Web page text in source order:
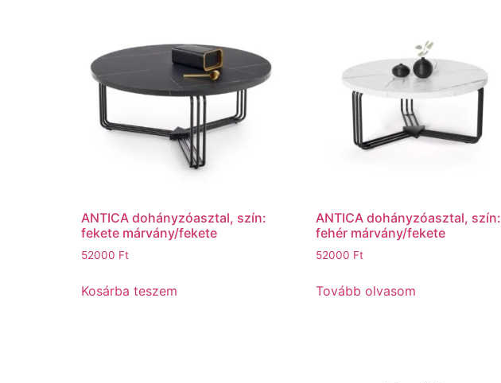
ANTICA dohányzóasztal, szín:
fekete márvány/fekete
52000 Ft
Kosárba teszem
ANTICA dohányzóasztal, szín:
fehér márvány/fekete
52000 Ft
Tovább olvasom